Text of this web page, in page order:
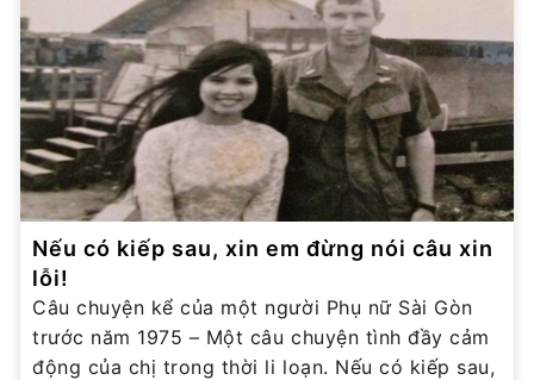
Nếu có kiếp sau, xin em đừng nói câu xin
lỗi!
Câu chuyện kể của một người Phụ nữ Sài Gòn
trước năm 1975 – Một câu chuyện tình đầy cảm
động của chị trong thời li loạn. Nếu có kiếp sau,